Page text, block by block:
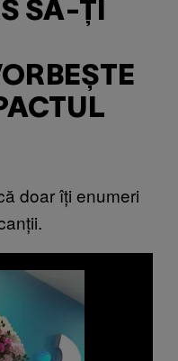
SĂ-ȚI
doar îți enumeri